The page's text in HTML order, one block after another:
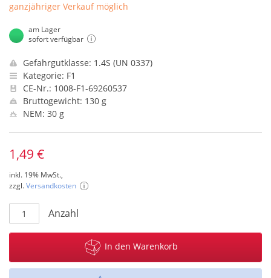
ganzjähriger Verkauf möglich
am Lager
sofort verfügbar
Gefahrgutklasse: 1.4S (UN 0337)
Kategorie: F1
CE-Nr.: 1008-F1-69260537
Bruttogewicht: 130 g
NEM: 30 g
1,49 €
inkl. 19% MwSt.,
zzgl.Versandkosten
Anzahl
In den Warenkorb